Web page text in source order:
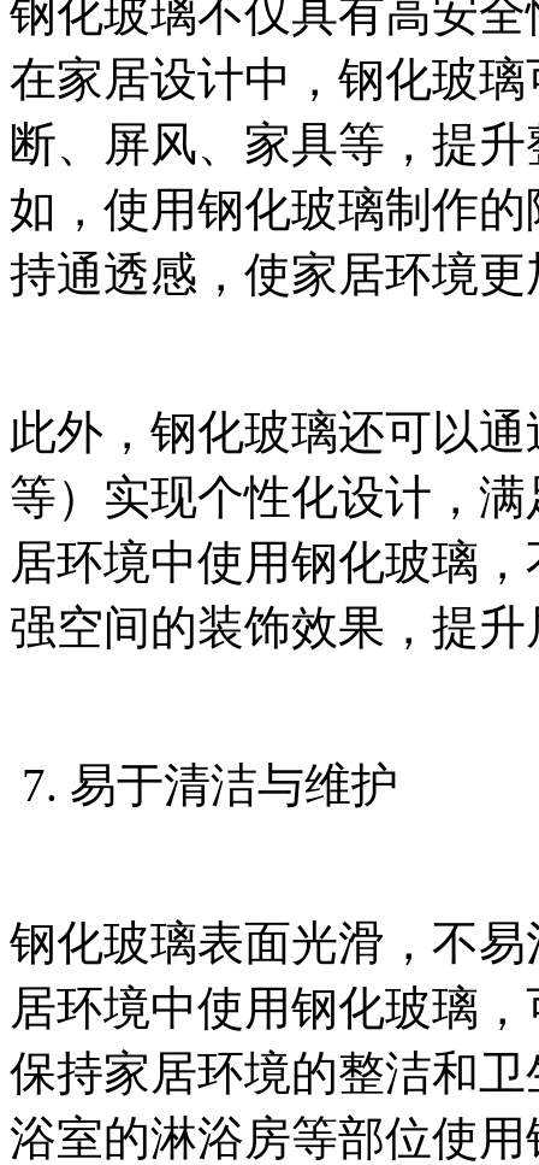
钢化玻璃不仅具有高安
在家居设计中，钢化玻
断、屏风、家具等，提
如，使用钢化玻璃制作
持通透感，使家居环境
此外，钢化玻璃还可以
等）实现个性化设计，
居环境中使用钢化玻璃
强空间的装饰效果，提
7. 易于清洁与维护
钢化玻璃表面光滑，不
居环境中使用钢化玻璃
保持家居环境的整洁和
浴室的淋浴房等部位使